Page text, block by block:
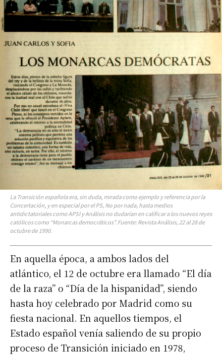
La Transición española era, sin duda, mirada como ejemplo y referencia por la
Concertación, y en especial por el PS, No por nada, hasta medios
antidictatoriales como APSI y Análisis no dudarían en calificar a los nuevos reyes
católicos como “Monarcas democráticos”. Fuente: Revista Análisis, 22 al 28 de
octubre de 1990.
En aquella época, a ambos lados del
atlántico, el 12 de octubre era llamado “El día
de la raza” o “Día de la hispanidad”, siendo
hasta hoy celebrado por Madrid como su
fiesta nacional. En aquellos tiempos, el
Estado español venía saliendo de su propio
proceso de Transición iniciado en 1978,